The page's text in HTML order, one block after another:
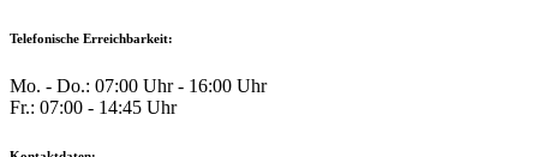
Telefonische Erreichbarkeit:
Mo. - Do.: 07:00 Uhr - 16:00 Uhr
Fr.: 07:00 - 14:45 Uhr